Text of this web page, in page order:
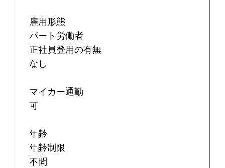
雇用形態
パート労働者
正社員登用の有無
なし
マイカー通勤
可
年齢
年齢制限
不問